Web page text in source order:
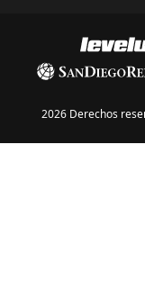
2026 Derechos